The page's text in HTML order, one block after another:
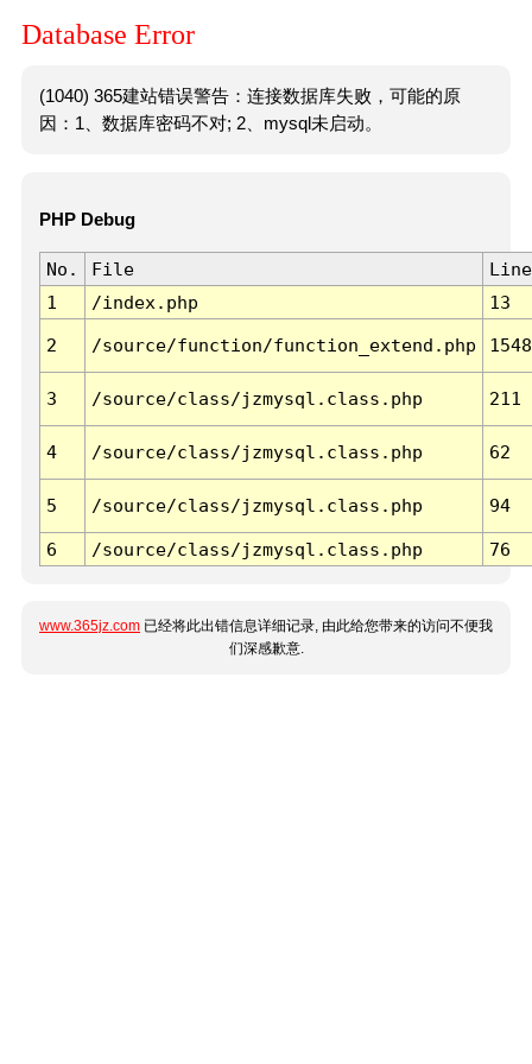
Database Error
(1040) 365建站错误警告：连接数据库失败，可能的原
因：1、数据库密码不对; 2、mysql未启动。
PHP Debug
No. File
Line
1
/index.php 13
2 /source/function/function_extend.php 1548
3 /source/class/jzmysql.class.php 211
4 /source/class/jzmysql.class.php 62
5 /source/class/jzmysql.class.php 94
6 /source/class/jzmysql.class.php 76
www.365jz.com 已经将此出错信息详细记录, 由此给您带来的访问不便我
们深感歉意.